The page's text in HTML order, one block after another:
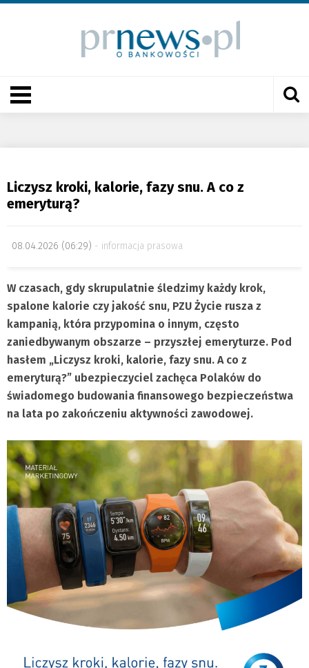
Liczysz kroki, kalorie, fazy snu. A co z
emeryturą?
08.04.2026 (06:29) informacja prasowa
W czasach, gdy skrupulatnie śledzimy każdy krok,
spalone kalorie czy jakość snu, PZU Życie rusza z
kampanią, która przypomina o innym, często
zaniedbywanym obszarze – przyszłej emeryturze. Pod
hasłem „Liczysz kroki, kalorie, fazy snu. A co z
emeryturą?” ubezpieczyciel zachęca Polaków do
świadomego budowania finansowego bezpieczeństwa
na lata po zakończeniu aktywności zawodowej.